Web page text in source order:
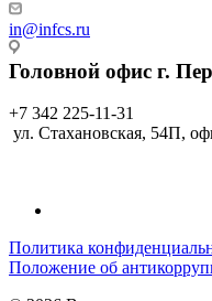
in@infcs.ru
Головной офис г.
+7 342 225-11-31
ул. Стахановская, 54П,
Политика
Положение об